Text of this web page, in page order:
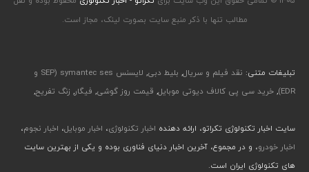
مطالب تنها با ذکر منبع سایت بصورت لینک، مجاز است.
تبلیغات متنی: نقد فیلم و سریال, بلیط دبی,
لایسنس symantec ses (SEP و
EDR)
, خرید سی پی کالاف دیوتی موبایل, قیمت روز گوشی, فیگار, زنگ تفریح,
سایت اخبار تکنولوژی تکراتو، ارائه دهنده اخبار تکنولوژی، اخبار موبایل، اخبار نجوم،
اخبار خودرو، و در مجموع، آخرین اخبار دنیای فناوری بوده و یکی از بهترین سایت
های تکنولوژی ایران است.